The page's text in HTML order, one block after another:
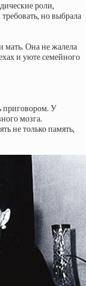
роли,
но выбрала
мать. Она не жалела
и уюте семейного
приговором. У
мозга.
не только память,